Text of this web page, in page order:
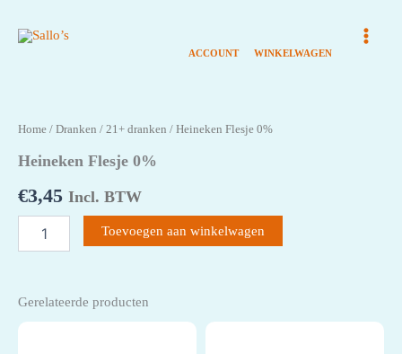
naar
Home / Dranken / 21+ dranken / Heineken Flesje 0%
Heineken Flesje 0%
€3,45 Incl. BTW
Flesje
Toevoegen aan winkelwagen
Gerelateerde producten